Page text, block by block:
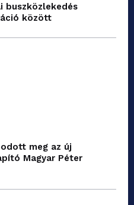
buszközlekedés
között
meg az új
Magyar Péter